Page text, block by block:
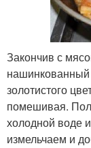
Закончив с
нашинкованный
золотистого
помешивая.
холодной воде
измельчаем и